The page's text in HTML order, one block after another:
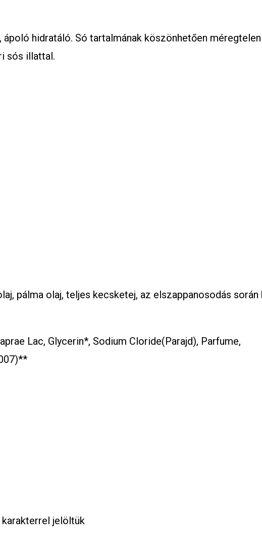
hidratáló. Só tartalmának köszönhetően
sós illattal.
pálma olaj, teljes kecsketej, az elszappanosodás
Lac, Glycerin*, Sodium Cloride(Parajd), Parfume,
karakterrel jelöltük